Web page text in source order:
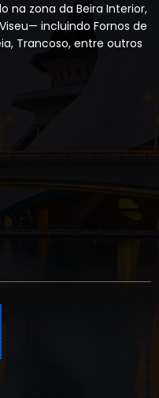
na zona da Beira Interior,
incluindo Fornos de
Trancoso, entre outros